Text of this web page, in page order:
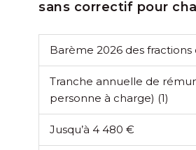
sans correctif pour
Barème 2026 des fractions
Tranche annuelle de
personne à charge) (1)
Jusqu’à 4 480 €